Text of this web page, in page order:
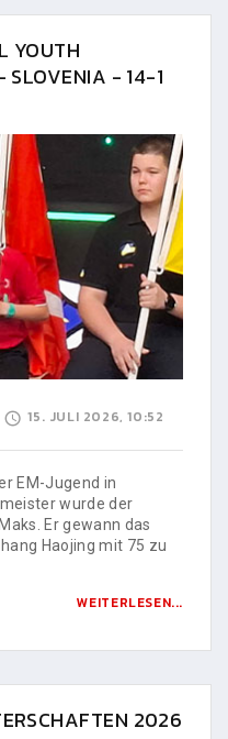
YOUTH
SLOVENIA - 14-1
15. JULI 2026, 10:52
EM-Jugend in
wurde der
Er gewann das
Haojing mit 75 zu
WEITERLESEN...
2026